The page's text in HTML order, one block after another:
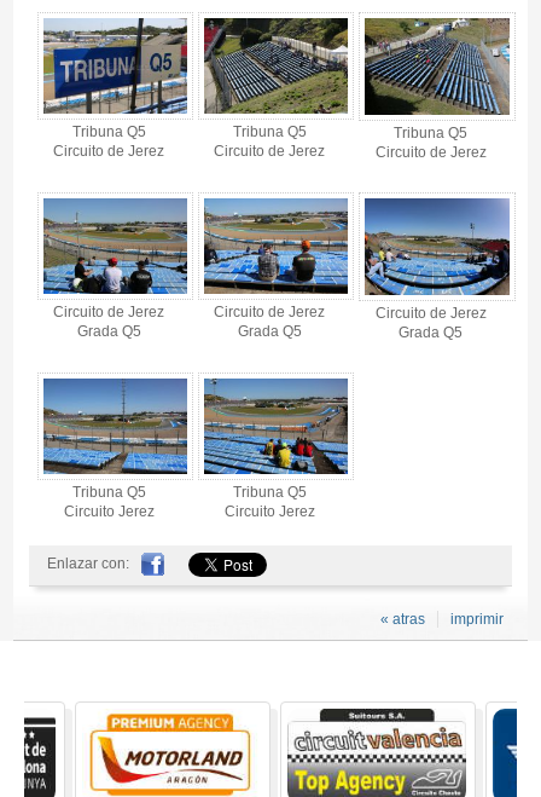
Tribuna Q5
Circuito de Jerez
Tribuna Q5
Circuito de Jerez
Tribuna Q5
Circuito de Jerez
Circuito de Jerez
Grada Q5
Circuito de Jerez
Grada Q5
Circuito de Jerez
Grada Q5
Tribuna Q5
Circuito Jerez
Tribuna Q5
Circuito Jerez
Enlazar con:
imprimir
« atras